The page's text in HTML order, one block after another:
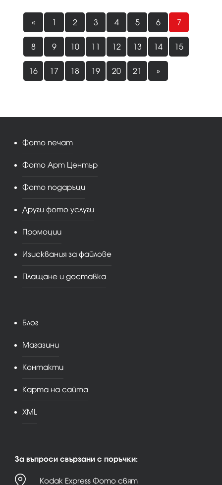
« 1 2 3 4 5 6 7
8 9 10 11 12 13 14 15
16 17 18 19 20 21 »
Фото печат
Фото Арт Център
Фото подаръци
Други фото услуги
Промоции
Изисквания за файлове
Плащане и доставка
Блог
Магазини
Контакти
Карта на сайта
XML
За въпроси свързани с поръчки:
Kodak Express Фото свят